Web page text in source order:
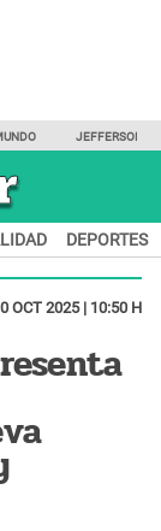
JEFFERSON
DEPORTES
OCT 2025 | 10:50 H